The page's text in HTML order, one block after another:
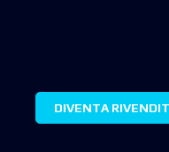
DIVENTA